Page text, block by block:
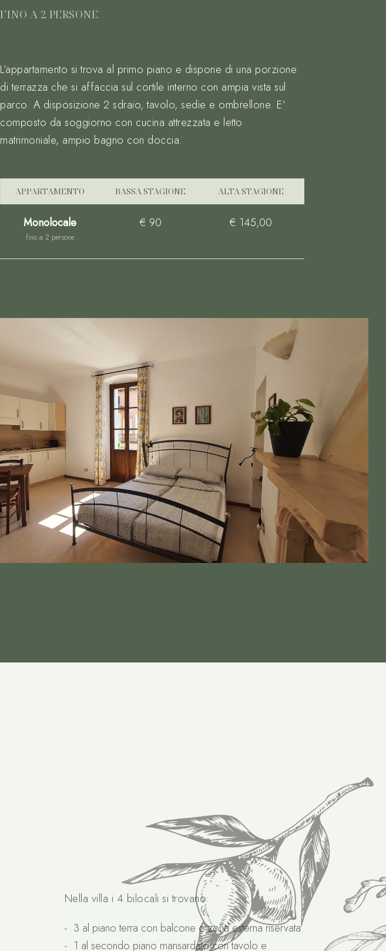
FINO A 2 PERSONE
L’appartamento si trova al primo piano e dispone di una porzione
di terrazza che si affaccia sul cortile interno con ampia vista sul
parco. A disposizione 2 sdraio, tavolo, sedie e ombrellone. E’
composto da soggiorno con cucina attrezzata e letto
matrimoniale, ampio bagno con doccia.
APPARTAMENTO BASSA STAGIONE ALTA STAGIONE
Monolocale
fino a 2 persone
€ 90 € 145,00
Nella villa i 4 bilocali si trovano:
3 al piano terra con balcone o zona esterna riservata
1 al secondo piano mansardato con tavolo e